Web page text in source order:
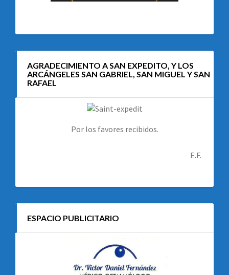
AGRADECIMIENTO A SAN EXPEDITO, Y LOS
ARCÁNGELES SAN GABRIEL, SAN MIGUEL Y SAN
RAFAEL
Por los favores recibidos.
E.F.
ESPACIO PUBLICITARIO